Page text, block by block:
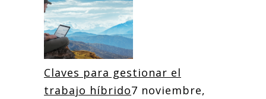
Claves para gestionar el
trabajo híbrido7 noviembre,